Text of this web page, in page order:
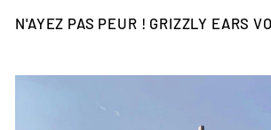
N'AYEZ PAS PEUR ! GRIZZLY EARS